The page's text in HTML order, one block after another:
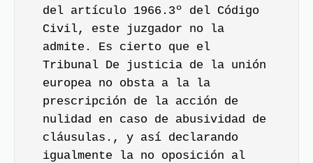
del artículo 1966.3º del Código
Civil, este juzgador no la
admite. Es cierto que el
Tribunal De justicia de la unión
europea no obsta a la la
prescripción de la acción de
nulidad en caso de abusividad de
cláusulas., y así declarando
igualmente la no oposición al